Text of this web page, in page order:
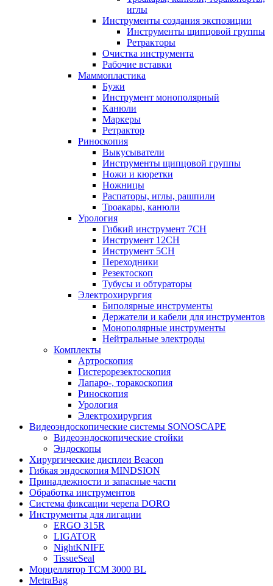
иглы
Инструменты создания экспозиции
Инструменты щипцовой группы
Ретракторы
Очистка инструмента
Рабочие вставки
Маммопластика
Бужи
Инструмент монополярный
Канюли
Маркеры
Ретрактор
Риноскопия
Выкусыватели
Инструменты щипцовой группы
Ножи и кюретки
Ножницы
Распаторы, иглы, рашпили
Троакары, канюли
Урология
Гибкий инструмент 7CH
Инструмент 12CH
Инструмент 5CH
Переходники
Резектоскоп
Тубусы и обтураторы
Электрохирургия
Биполярные инструменты
Держатели и кабели для инструментов
Монополярные инструменты
Нейтральные электроды
Комплекты
Артроскопия
Гистерорезектоскопия
Лапаро-, торакоскопия
Риноскопия
Урология
Электрохирургия
Видеоэндоскопические системы SONOSCAPE
Видеоэндоскопические стойки
Эндоскопы
Хирургические дисплеи Beacon
Гибкая эндоскопия MINDSION
Принадлежности и запасные части
Обработка инструментов
Система фиксации черепа DORO
Инструменты для лигации
ERGO 315R
LIGATOR
NightKNIFE
TissueSeal
Морцеллятор ТСМ 3000 BL
MetraBag